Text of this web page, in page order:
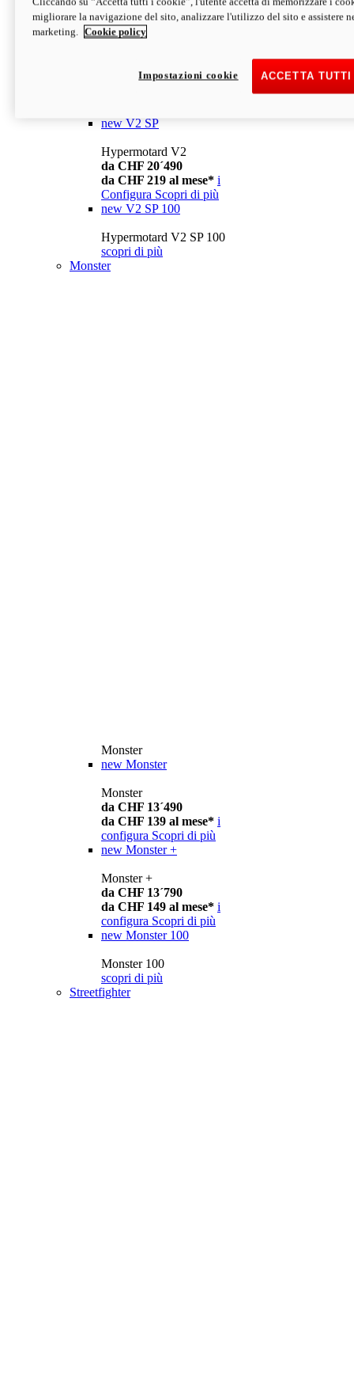
da CHF 13´990
Configura Scopri di più
newV2
da CHF 15´990
new V2 SP
Hypermotard V2
da CHF 20´490
da CHF 219 al mese* i
Configura Scopri di più
new V2 SP 100
Hypermotard V2 SP 100
scopri di più
Monster
Monster
new Monster
Monster
da CHF 13´490
da CHF 139 al mese* i
configura Scopri di più
new Monster +
Monster +
da CHF 13´790
da CHF 149 al mese* i
configura Scopri di più
new Monster 100
Monster 100
scopri di più
Streetfighter
migliorare la navigazione del sito, analizzare l'utilizzo del sito e assistere
marketing.
Cookie policy
ACCETTA
Impostazioni cookie